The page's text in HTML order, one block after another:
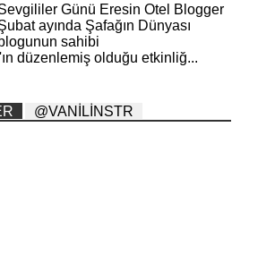
Günü Eresin Otel Blogger
ayında Şafağın Dünyası
blogunun sahibi
düzenlemiş olduğu etkinliğ...
@VANİLİNSTR